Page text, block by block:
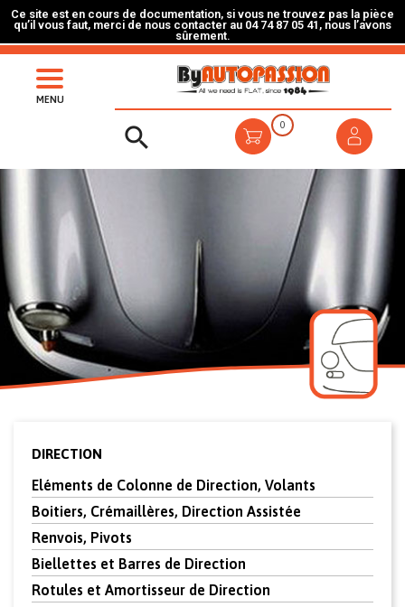
Ce site est en cours de documentation, si vous ne trouvez pas la pièce
qu’il vous faut, merci de nous contacter au 04 74 87 05 41, nous l’avons
sûrement.
MENU
 0
DIRECTION
Eléments de Colonne de Direction, Volants
Boitiers, Crémaillères, Direction Assistée
Renvois, Pivots
Biellettes et Barres de Direction
Rotules et Amortisseur de Direction